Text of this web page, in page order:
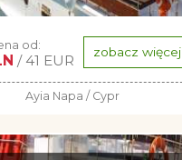
od:
/ 41 EUR zobacz więcej
Ayia Napa / Cypr